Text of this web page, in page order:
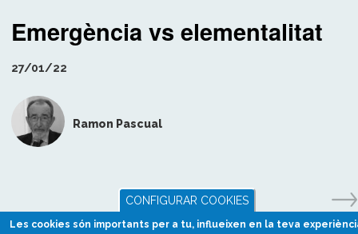
Emergència vs elementalitat
27/01/22
Ramon Pascual
CONFIGURAR COOKIES
Les cookies són importants per a tu, influeixen en la teva